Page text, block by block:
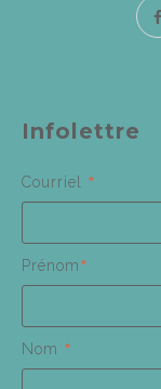
Infolettre
Courriel *
Prénom*
Nom *